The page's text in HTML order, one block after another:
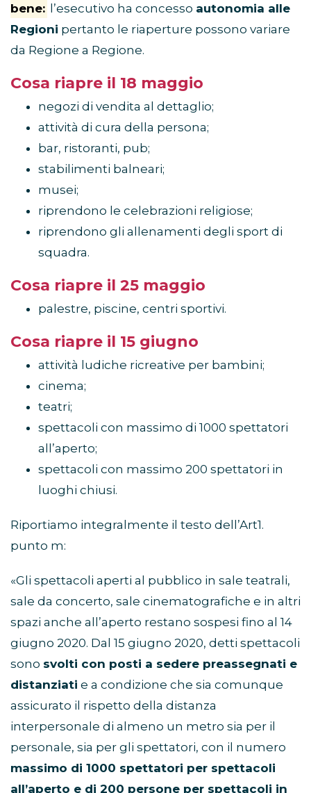
bene:
l’esecutivo ha concesso autonomia alle
Regioni pertanto le riaperture possono variare
da Regione a Regione.
Cosa riapre il 18 maggio
negozi di vendita al dettaglio;
attività di cura della persona;
bar, ristoranti, pub;
stabilimenti balneari;
musei;
riprendono le celebrazioni religiose;
riprendono gli allenamenti degli sport di
squadra.
Cosa riapre il 25 maggio
palestre, piscine, centri sportivi.
Cosa riapre il 15 giugno
attività ludiche ricreative per bambini;
cinema;
teatri;
spettacoli con massimo di 1000 spettatori
all’aperto;
spettacoli con massimo 200 spettatori in
luoghi chiusi.
Riportiamo integralmente il testo dell’Art1.
punto m:
«Gli spettacoli aperti al pubblico in sale teatrali,
sale da concerto, sale cinematografiche e in altri
spazi anche all’aperto restano sospesi fino al 14
giugno 2020. Dal 15 giugno 2020, detti spettacoli
sono svolti con posti a sedere preassegnati e
distanziati e a condizione che sia comunque
assicurato il rispetto della distanza
interpersonale di almeno un metro sia per il
personale, sia per gli spettatori, con il numero
massimo di 1000 spettatori per spettacoli
all’aperto e di 200 persone per spettacoli in